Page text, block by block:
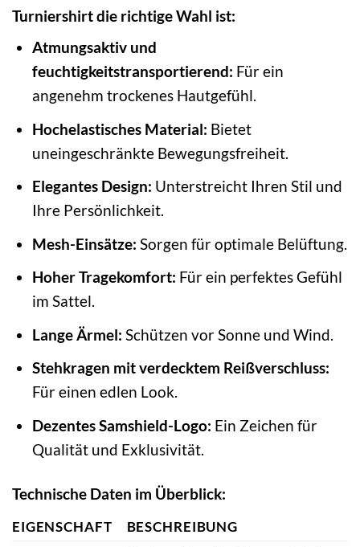
Turniershirt die richtige Wahl ist:
Atmungsaktiv und
feuchtigkeitstransportierend: Für ein
angenehm trockenes Hautgefühl.
Hochelastisches Material: Bietet
uneingeschränkte Bewegungsfreiheit.
Elegantes Design: Unterstreicht Ihren Stil und
Ihre Persönlichkeit.
Mesh-Einsätze: Sorgen für optimale Belüftung.
Hoher Tragekomfort: Für ein perfektes Gefühl
im Sattel.
Lange Ärmel: Schützen vor Sonne und Wind.
Stehkragen mit verdecktem Reißverschluss:
Für einen edlen Look.
Dezentes Samshield-Logo: Ein Zeichen für
Qualität und Exklusivität.
Technische Daten im Überblick:
EIGENSCHAFT BESCHREIBUNG